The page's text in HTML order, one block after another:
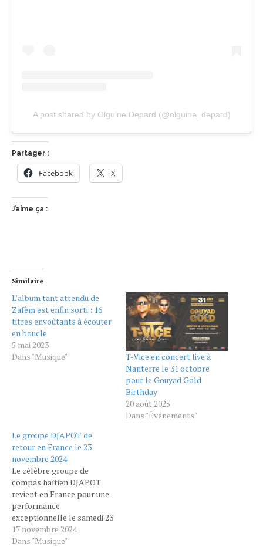
A post shared by Olguine Depard (@olguine_depard)
Partager :
Facebook X
J’aime ça :
Similaire
L’album tant attendu de
Zafèm est enfin sorti : 16
titres envoûtants à écouter
en boucle
5 mai 2023
Dans "Musique"
T-Vice en concert live à
Nanterre le 31 octobre
pour le Gouyad Gold
Birthday
20 août 2025
Dans "Événements"
Le groupe DJAPOT de
retour en France le 23
novembre 2024
Le célèbre groupe de
compas haïtien DJAPOT
revient en France pour une
performance
exceptionnelle le samedi 23
novembre 2024 à l'Espace
Chevreul, situé au 97-109
17 novembre 2024
Dans "Musique"